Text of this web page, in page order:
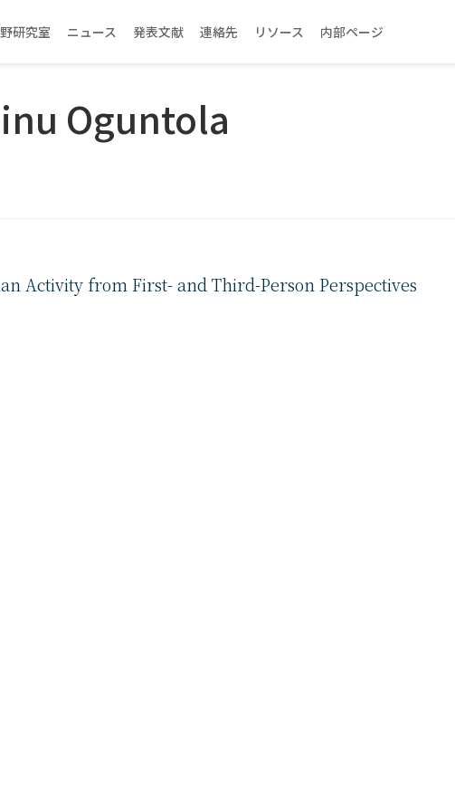
研究室 ニュース 発表文献 連絡先 リソース 内部ページ
Oguntola
Activity from First- and Third-Person Perspectives